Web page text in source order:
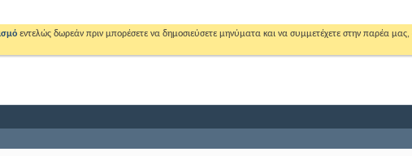
εντελώς δωρεάν πριν μπορέσετε να δημοσιεύσετε μηνύματα και να συμμετέχετε στην παρέα